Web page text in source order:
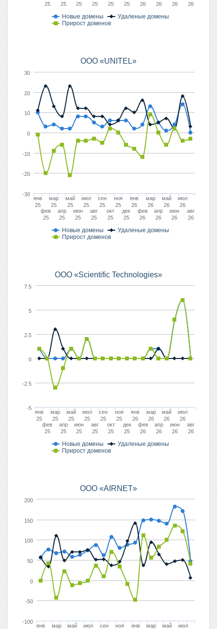
Новые домены
Удаленые домены
Прирост доменов
25 25 25 25 25 25 26 26 26 26
OOO «UNITEL»
Новые домены
Удаленые домены
Прирост доменов
янв
25
фев
25
мар
25
апр
25
май
25
июн
25
июл
25
авг
25
сен
25
окт
25
ноя
25
дек
25
янв
26
фев
26
мар
26
апр
26
май
26
июн
26
июл
26
авг
26
-30
-20
-10
0
10
20
30
OOO «Scientific Technologies»
Новые домены
Удаленые домены
Прирост доменов
янв
25
фев
25
мар
25
апр
25
май
25
июн
25
июл
25
авг
25
сен
25
окт
25
ноя
25
дек
25
янв
26
фев
26
мар
26
апр
26
май
26
июн
26
июл
26
авг
26
0
-5
-2.5
2.5
5
7.5
ООО «AIRNET»
янв
мар
май
июл
сен
ноя
янв
мар
май
июл
-100
-50
0
50
100
150
200